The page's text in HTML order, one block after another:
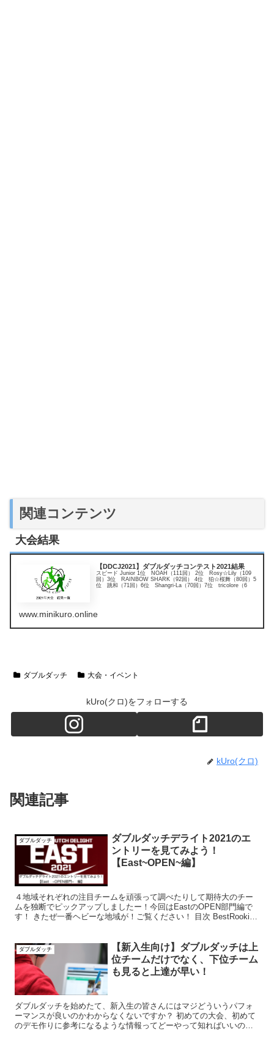
関連コンテンツ
大会結果
【DDCJ2021】ダブルダッチコンテスト2021結果
スピード Junior 1位 NOAH（111回） 2位 Rosy☆Lily（109
回）3位 RAINBOW SHARK（92回） 4位 狛☆桜舞（80回）5
位 跳和（71回）6位 Shangri-La（70回）7位 tricolore（6
www.minikuro.online
ダブルダッチ 大会・イベント
kUro(クロ)をフォローする
kUro(クロ)
関連記事
ダブルダッチ
ダブルダッチデライト2021のエ
ントリーを見てみよう！
【East~OPEN~編】
４地域それぞれの注目チームを頑張って調べたりして期待大のチー
ムを独断でピックアップしましたー！今回はEastのOPEN部門編で
す！ きたぜ一番ヘビーな地域が！ご覧ください！ 目次 BestRookies
ダブルダッチ
【新入生向け】ダブルダッチは上
位チームだけでなく、下位チーム
も見ると上達が早い！
ダブルダッチを始めたて、新入生の皆さんにはマジどういうパフォ
ーマンスが良いのかわからなくないですか？ 初めての大会、初めて
のデモ作りに参考になるような情報ってどーやって知ればいいのか